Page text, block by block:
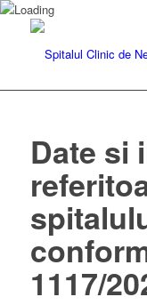
Date si
1117/